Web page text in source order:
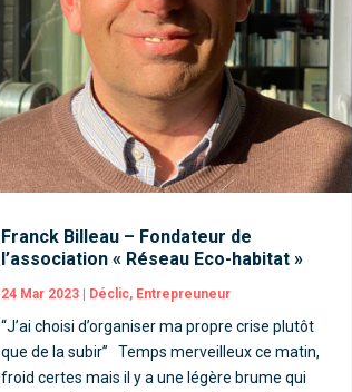
Franck Billeau – Fondateur de
l’association « Réseau Eco-habitat »
24 Mar 2023 | Déclic, Entrepreuneur
“J’ai choisi d’organiser ma propre crise plutôt
que de la subir” Temps merveilleux ce matin,
froid certes mais il y a une légère brume qui